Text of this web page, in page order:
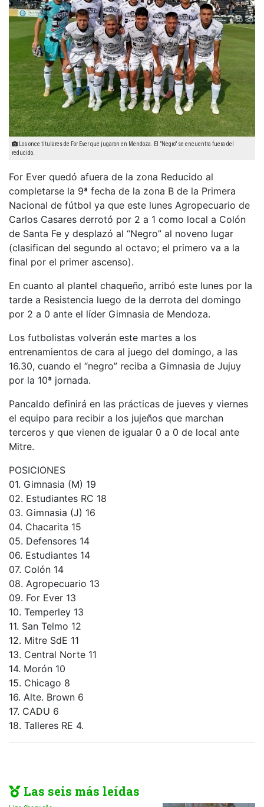
Los once titulares de For Ever que jugaron en Mendoza. El "Negro" se encuentra fuera del
reducido.
For Ever quedó afuera de la zona Reducido al
completarse la 9ª fecha de la zona B de la Primera
Nacional de fútbol ya que este lunes Agropecuario de
Carlos Casares derrotó por 2 a 1 como local a Colón
de Santa Fe y desplazó al “Negro” al noveno lugar
(clasifican del segundo al octavo; el primero va a la
final por el primer ascenso).
En cuanto al plantel chaqueño, arribó este lunes por la
tarde a Resistencia luego de la derrota del domingo
por 2 a 0 ante el líder Gimnasia de Mendoza.
Los futbolistas volverán este martes a los
entrenamientos de cara al juego del domingo, a las
16.30, cuando el “negro” reciba a Gimnasia de Jujuy
por la 10ª jornada.
Pancaldo definirá en las prácticas de jueves y viernes
el equipo para recibir a los jujeños que marchan
terceros y que vienen de igualar 0 a 0 de local ante
Mitre.
POSICIONES
01. Gimnasia (M) 19
02. Estudiantes RC 18
03. Gimnasia (J) 16
04. Chacarita 15
05. Defensores 14
06. Estudiantes 14
07. Colón 14
08. Agropecuario 13
09. For Ever 13
10. Temperley 13
11. San Telmo 12
12. Mitre SdE 11
13. Central Norte 11
14. Morón 10
15. Chicago 8
16. Alte. Brown 6
17. CADU 6
18. Talleres RE 4.
Las seis más leídas